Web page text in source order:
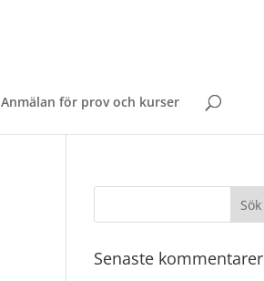
Anmälan för prov och kurser
Senaste kommentarer